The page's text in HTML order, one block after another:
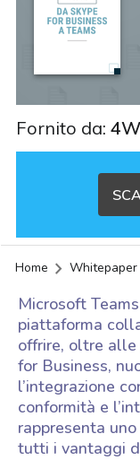
Fornito da:
Home Whitepaper
Microsoft
piattaforma
offrire, oltre alle
for Business,
l’integrazione
conformità e
rappresenta
tutti i vantaggi